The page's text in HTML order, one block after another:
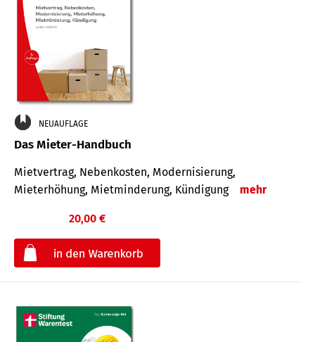
NEUAUFLAGE
Das Mieter-Handbuch
Mietvertrag, Nebenkosten, Modernisierung,
Mieterhöhung, Mietminderung, Kündigung
mehr
20,00 €